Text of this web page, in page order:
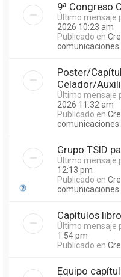
9ª Congreso
Último mensaje
2026 10:23 am
Publicado en
comunicaciones
Poster/
Celador/
Último mensaje
2026 11:32 am
Publicado en
comunicaciones
Grupo TSID
Último mensaje
12:13 pm
Publicado en
comunicaciones
Capítulos
Último mensaje
1:54 pm
Publicado en
Equipo